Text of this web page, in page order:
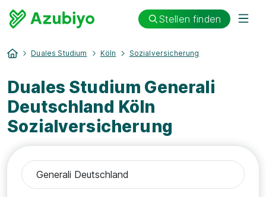
Stellen finden
Duales Studium Köln Sozialversicherung
Duales Studium Generali
Deutschland Köln
Sozialversicherung